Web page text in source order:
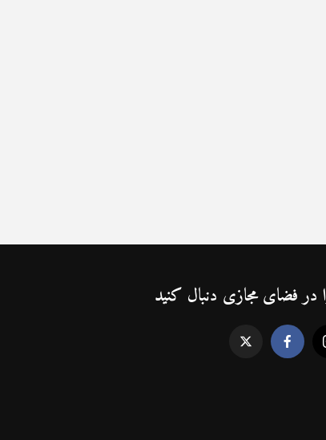
در فضای مجازی دنبال کنید